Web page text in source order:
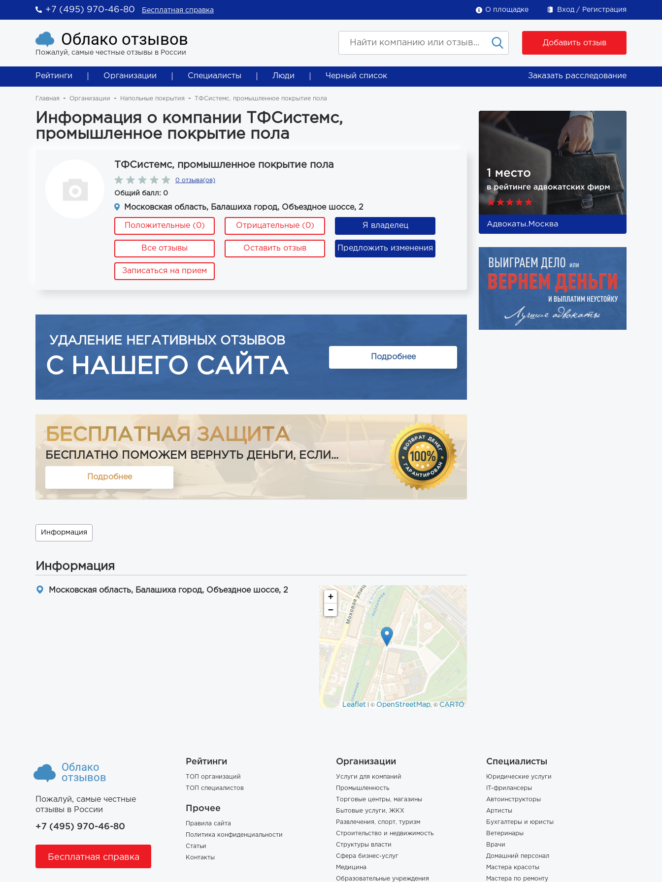
+7 (495) 970-46-80 Бесплатная справка О площадке Вход Регистрация
Облако отзывов
Пожалуй, самые честные отзывы в России
Добавить отзыв
Рейтинги Организации Специалисты Люди Черный список Заказать расследование
Главная Организации Напольные покрытия ТФСистемс, промышленное покрытие пола
Информация о компании ТФСистемс,
промышленное покрытие пола
ТФСистемс, промышленное покрытие пола
0 отзыва(ов)
Общий балл: 0
Московская область, Балашиха город, Объездное шоссе, 2
Положительные (0) Отрицательные (0) Я владелец
Все отзывы Оставить отзыв Предложить изменения
Записаться на прием
УДАЛЕНИЕ НЕГАТИВНЫХ ОТЗЫВОВ
С НАШЕГО САЙТА Подробнее
БЕСПЛАТНАЯ ЗАЩИТА
БЕСПЛАТНО ПОМОЖЕМ ВЕРНУТЬ ДЕНЬГИ, ЕСЛИ...
Подробнее
Информация
Информация
Московская область, Балашиха город, Объездное шоссе, 2
+
−
Leaflet | © OpenStreetMap, © CARTO
Облако
отзывов
Пожалуй, самые честные
отзывы в России
+7 (495) 970-46-80
Бесплатная справка
Рейтинги
ТОП организаций
ТОП специалистов
Прочее
Правила сайта
Политика конфиденциальности
Статьи
Контакты
Организации
Услуги для компаний
Промышленность
Торговые центры, магазины
Бытовые услуги, ЖКХ
Развлечения, спорт, туризм
Строительство и недвижимость
Структуры власти
Сфера бизнес-услуг
Медицина
Образовательные учреждения
Специалисты
Юридические услуги
IT-фрилансеры
Автоинструкторы
Артисты
Бухгалтеры и юристы
Ветеринары
Врачи
Домашний персонал
Мастера красоты
Мастера по ремонту